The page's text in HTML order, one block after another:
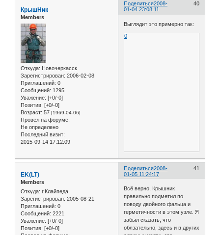
Поделиться 40
2008-
01-04 23:08:11
КрышНик
Members
Откуда: Новочеркасск
Зарегистрирован: 2006-02-08
Приглашений: 0
Сообщений: 1295
Уважение: [+0/-0]
Позитив: [+0/-0]
Возраст: 57 [1969-04-06]
Провел на форуме:
Не определено
Последний визит:
2015-09-14 17:12:09
Выглядит это примерно так:
0
Поделиться 41
2008-
01-05 11:24:17
EK(LT)
Members
Откуда: г.Клайпеда
Зарегистрирован: 2005-08-21
Приглашений: 0
Сообщений: 2221
Уважение: [+0/-0]
Позитив: [+0/-0]
Всё верно, Крышник
правильно подметил по
поводу двойного фальца и
герметичности в этом узле. Я
забыл сказать, что
обязательно, здесь и в других